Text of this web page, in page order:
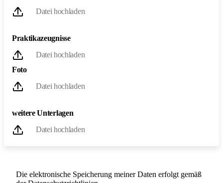
Datei hochladen
Praktikazeugnisse
Datei hochladen
Foto
Datei hochladen
weitere Unterlagen
Datei hochladen
Die elektronische Speicherung meiner Daten erfolgt gemäß